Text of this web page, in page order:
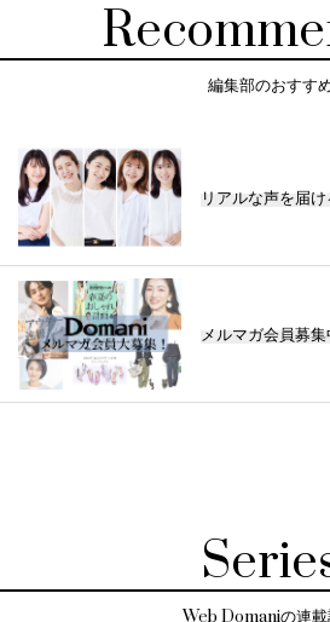
編集部のおすす
リアルな声を届
メルマガ会員募集